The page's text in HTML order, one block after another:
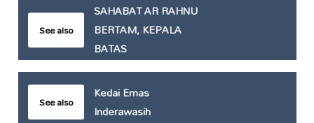
See also
SAHABAT AR RAHNU
BERTAM, KEPALA
BATAS
See also
Kedai Emas
Inderawasih